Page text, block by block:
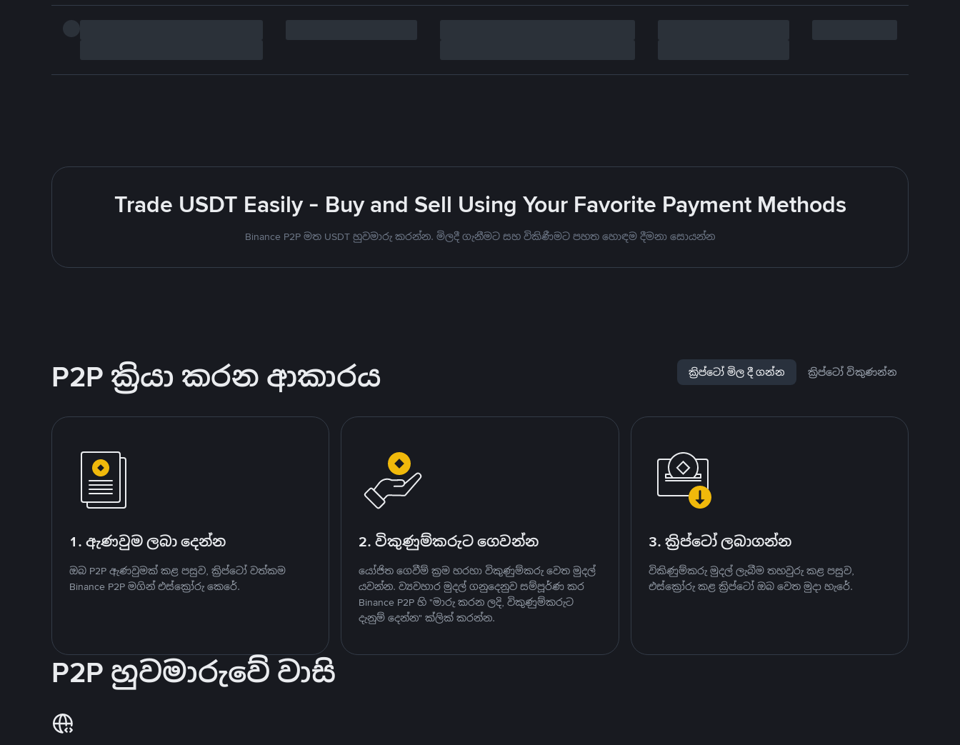
Trade USDT Easily - Buy and Sell Using Your Favorite Payment Methods
Binance P2P මත USDT හුවමාරු කරන්න. මිලදී ගැනීමට සහ විකිණීමට පහත හොඳම දීමනා සොයන්න
P2P ක්‍රියා කරන ආකාරය ක්‍රිප්ටෝ මිල දී ගන්න ක්‍රිප්ටෝ විකුණන්න
1. ඇණවුම ලබා දෙන්න
ඔබ P2P ඇණවුමක් කළ පසුව, ක්‍රිප්ටෝ වත්කම
Binance P2P මගින් එස්ක්‍රෝරු කෙරේ.
2. විකුණුම්කරුට ගෙවන්න
යෝජිත ගෙවීම් ක්‍රම හරහා විකුණුම්කරු වෙත මුදල්
යවන්න. ව්‍යවහාර මුදල් ගනුදෙනුව සම්පූර්ණ කර
Binance P2P හි "මාරු කරන ලදි, විකුණුම්කරුට
දැනුම් දෙන්න" ක්ලික් කරන්න.
3. ක්‍රිප්ටෝ ලබාගන්න
විකිණුම්කරු මුදල් ලැබීම තහවුරු කළ පසුව,
එස්ක්‍රෝරු කළ ක්‍රිප්ටෝ ඔබ වෙත මුදා හැරේ.
P2P හුවමාරුවේ වාසි